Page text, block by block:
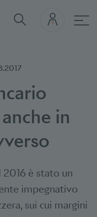
in
2016 è stato un
impegnativo
sui cui margini